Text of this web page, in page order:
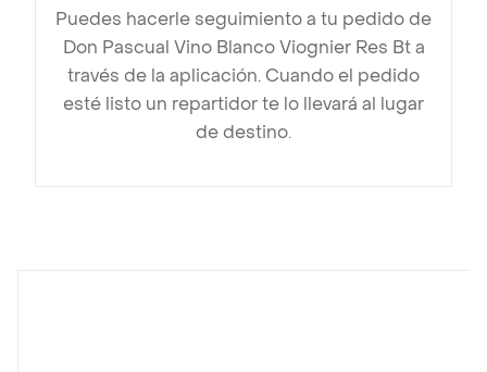
Puedes hacerle seguimiento a tu pedido de
Don Pascual Vino Blanco Viognier Res Bt a
través de la aplicación. Cuando el pedido
esté listo un repartidor te lo llevará al lugar
de destino.